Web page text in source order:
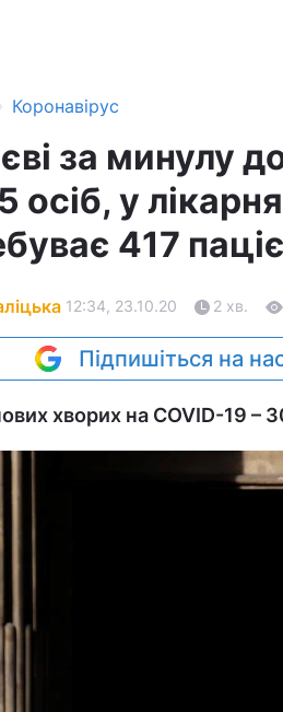
› Коронавірус
за минулу
осіб, у
417
12:34, 23.10.20 2 хв.
Підпишіться на
хворих на COVID-19 –